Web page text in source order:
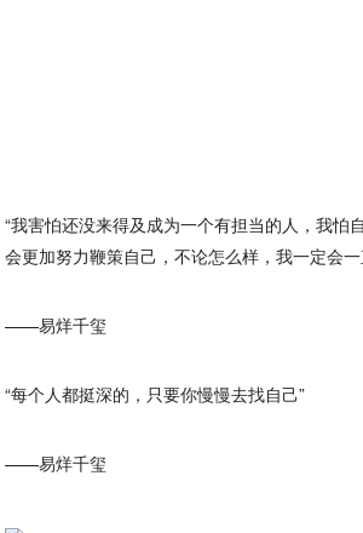
“我害怕还没来得及成为一个有担当的人，我怕
会更加努力鞭策自己，不论怎么样，我一定会一
——易烊千玺
“每个人都挺深的，只要你慢慢去找自己”
——易烊千玺